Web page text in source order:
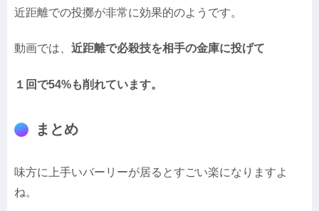
近距離での投擲が非常に効果的のようです。
動画では、 近距離で必殺技を相手の金庫に投げて
１回で54%も削れています。
まとめ
味方に上手いバーリーが居るとすごい楽になりますよ
ね。